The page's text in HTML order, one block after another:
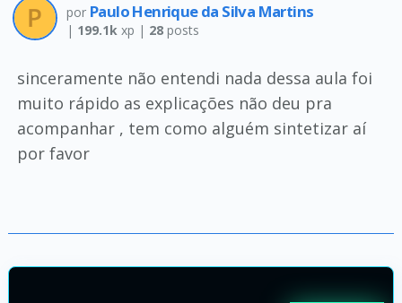
por Paulo Henrique da Silva Martins
| 199.1kxp | 28posts
sinceramente não entendi nada dessa aula foi
muito rápido as explicações não deu pra
acompanhar , tem como alguém sintetizar aí
por favor